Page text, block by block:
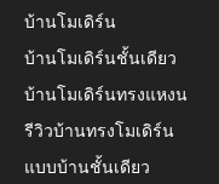
บ้านโมเดิร์น
บ้านโมเดิร์นชั้นเดียว
บ้านโมเดิร์นทรงแหงน
รีวิวบ้านทรงโมเดิร์น
แบบบ้านชั้นเดียว